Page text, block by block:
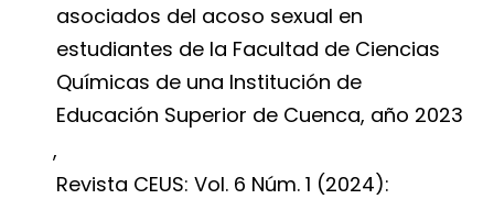
asociados del acoso sexual en
estudiantes de la Facultad de Ciencias
Químicas de una Institución de
Educación Superior de Cuenca, año 2023
,
Revista CEUS: Vol. 6 Núm. 1 (2024):